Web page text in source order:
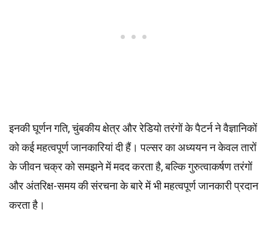
इनकी घूर्णन गति, चुंबकीय क्षेत्र और रेडियो तरंगों के पैटर्न ने वैज्ञानिकों
को कई महत्वपूर्ण जानकारियां दी हैं। पल्सर का अध्ययन न केवल तारों
के जीवन चक्र को समझने में मदद करता है, बल्कि गुरुत्वाकर्षण तरंगों
और अंतरिक्ष-समय की संरचना के बारे में भी महत्वपूर्ण जानकारी प्रदान
करता है।